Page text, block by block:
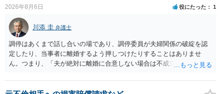
2026年8月6日 役にたった 1
川添 圭 弁護士
調停はあくまで話し合いの場であり、調停委員が夫婦関係の破綻を認
定したり、当事者に離婚するよう押しつけたりすることはありませ
ん。つまり、「夫が絶対に離婚に合意しない場合は不成立になり」、
きません。 調停段階での離婚成立を希望するなら、夫が離婚に前向き
になるような条件提示をする等、模索するほかありません（極端な話